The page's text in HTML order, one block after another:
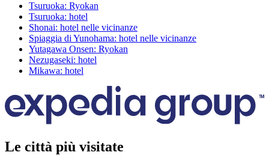
Tsuruoka: Ryokan
Tsuruoka: hotel
Shonai: hotel nelle vicinanze
Spiaggia di Yunohama: hotel nelle vicinanze
Yutagawa Onsen: Ryokan
Nezugaseki: hotel
Mikawa: hotel
Le città più visitate